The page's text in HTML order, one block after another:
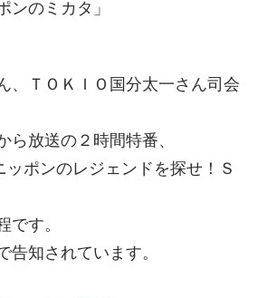
ンのミカタ」
、ＴＯＫＩＯ国分太一さん司会
ら放送の２時間特番、
ッポンのレジェンドを探せ！Ｓ
です。
告知されています。